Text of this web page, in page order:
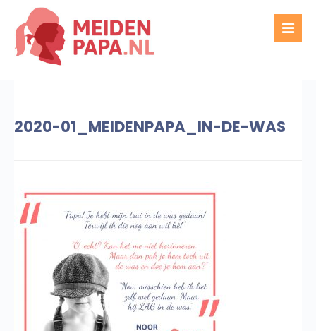
2020-01_MEIDENPAPA_IN-DE-WAS